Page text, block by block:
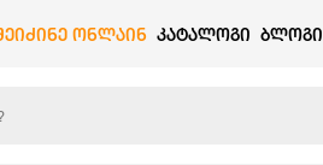
ᲝᲜᲚᲐᲘᲜ ᲙᲐᲢᲐᲚᲝᲒᲘ ᲑᲚᲝᲒᲘ